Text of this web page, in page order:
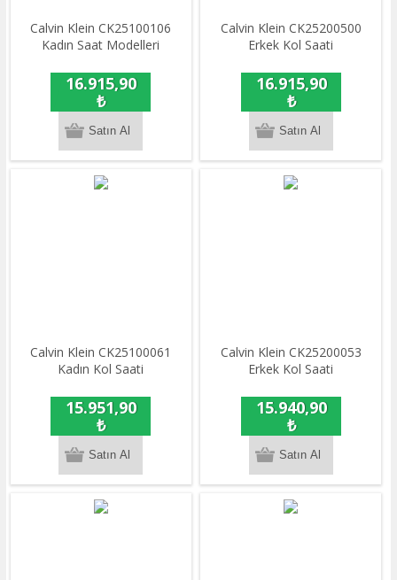
Calvin Klein CK25100106
Kadın Saat Modelleri
16.915,90
₺
Calvin Klein CK25200500
Erkek Kol Saati
16.915,90
₺
Calvin Klein CK25100061
Kadın Kol Saati
15.951,90
₺
Calvin Klein CK25200053
Erkek Kol Saati
15.940,90
₺